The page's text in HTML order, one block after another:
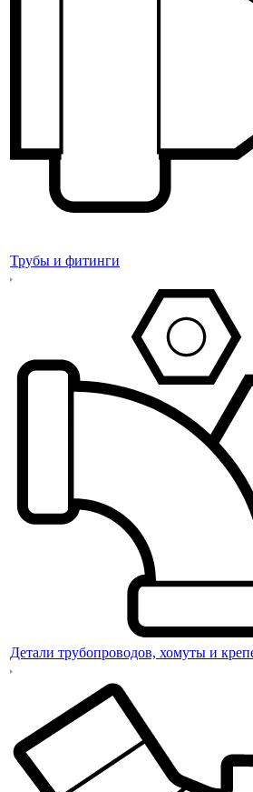
Трубы и фитинги
Детали трубопроводов, хомуты и